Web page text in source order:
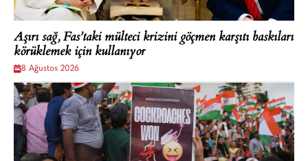
Aşırı sağ, Fas’taki mülteci krizini göçmen karşıtı baskıları
körüklemek için kullanıyor
8 Ağustos 2026